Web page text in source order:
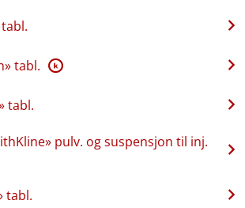
tabl. K
tabl.
pulv. og suspensjon til inj.
tabl.